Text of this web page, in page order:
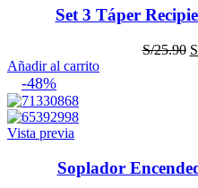
Set 3 Táper
S/25.90
Añadir al carrito
-48%
Vista previa
Soplador